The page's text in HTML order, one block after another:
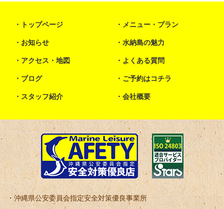
トップページ メニュー・プラン
お知らせ 水納島の魅力
アクセス・地図 よくある質問
ブログ ご予約はコチラ
スタッフ紹介 会社概要
沖縄県公安委員会指定安全対策優良事業所